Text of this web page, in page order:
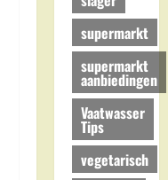
supermarkt
supermarkt
aanbiedingen
Vaatwasser
Tips
vegetarisch